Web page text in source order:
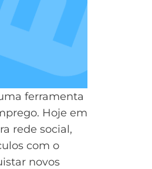
ferramenta
Hoje em
rede social,
com o
novos